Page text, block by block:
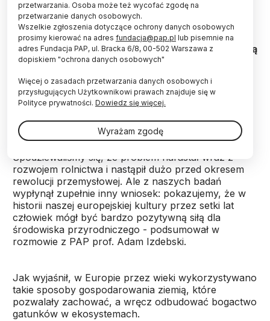
Po wprowadzeniu w rolnictwie karolińskiego
modelu rolnictwa, bioróżnorodność osiągnęła na
terenie Niemiec poziom znacznie wyższy niż w
czasach przed osiedleniem się tam ludzi - pokazują
badania historyków opublikowane w PNAS.
korzystnie oddziaływać na przyrodę - przekonuje
współautor badań prof. Adam Izdebski.
- Postanowiliśmy zbadać, jak głęboko w przeszłość
Spodziewaliśmy się, że problem narastał wraz z
rozwojem rolnictwa i nastąpił dużo przed okresem
rewolucji przemysłowej. Ale z naszych badań
wypłynął zupełnie inny wniosek: pokazujemy, że w
historii naszej europejskiej kultury przez setki lat
człowiek mógł być bardzo pozytywną siłą dla
środowiska przyrodniczego - podsumował w
rozmowie z PAP prof. Adam Izdebski.
Jak wyjaśnił, w Europie przez wieki wykorzystywano
takie sposoby gospodarowania ziemią, które
pozwalały zachować, a wręcz odbudować bogactwo
gatunków w ekosystemach.
przetwarzania. Osoba może też wycofać zgodę na
przetwarzanie danych osobowych.
Wszelkie zgłoszenia dotyczące ochrony danych osobowych
prosimy kierować na adres fundacja@pap.pl lub pisemnie na
adres Fundacja PAP, ul. Bracka 6/8, 00-502 Warszawa z
dopiskiem "ochrona danych osobowych"
Więcej o zasadach przetwarzania danych osobowych i
przysługujących Użytkownikowi prawach znajduje się w
Polityce prywatności. Dowiedz się więcej.
Wyrażam zgodę